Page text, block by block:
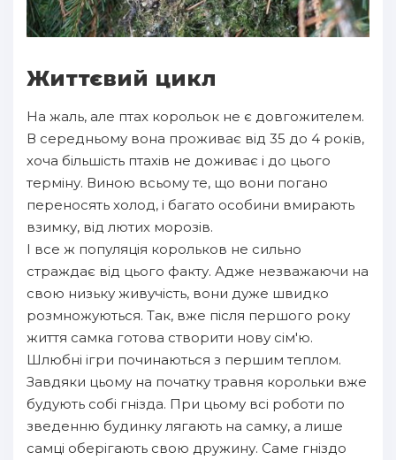
Життєвий цикл
На жаль, але птах корольок не є довгожителем.
В середньому вона проживає від 35 до 4 років,
хоча більшість птахів не доживає і до цього
терміну. Виною всьому те, що вони погано
переносять холод, і багато особини вмирають
взимку, від лютих морозів.
І все ж популяція корольков не сильно
страждає від цього факту. Адже незважаючи на
свою низьку живучість, вони дуже швидко
розмножуються. Так, вже після першого року
життя самка готова створити нову сім'ю.
Шлюбні ігри починаються з першим теплом.
Завдяки цьому на початку травня корольки вже
будують собі гнізда. При цьому всі роботи по
зведенню будинку лягають на самку, а лише
самці оберігають свою дружину. Саме гніздо